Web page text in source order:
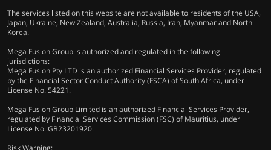
The services listed on this website are not available to residents of the USA,
Japan, Ukraine, New Zealand, Australia, Russia, Iran, Myanmar and North
Korea.
Mega Fusion Group is authorized and regulated in the following
jurisdictions:
Mega Fusion Pty LTD is an authorized Financial Services Provider, regulated
by the Financial Sector Conduct Authority (FSCA) of South Africa, under
License No. 54221.
Mega Fusion Group Limited is an authorized Financial Services Provider,
regulated by Financial Services Commission (FSC) of Mauritius, under
License No. GB23201920.